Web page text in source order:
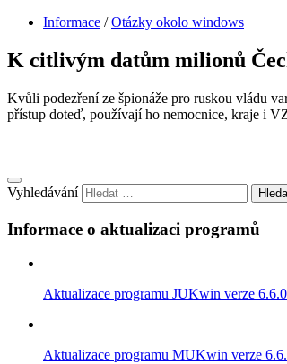
Informace / Otázky okolo windows
K citlivým datům milionů
Kvůli podezření ze špionáže pro ruskou vládu
přístup doteď, používají ho nemocnice, kraje i
Vyhledávání
Informace o aktualizaci programů
Aktualizace programu JUKwin verze
Aktualizace programu MUKwin verze